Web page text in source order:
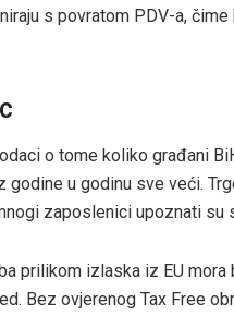
s povratom PDV-a,
o tome koliko građani
godine u godinu sve veći.
zaposlenici upoznati su
prilikom izlaska iz EU
Bez ovjerenog Tax Free